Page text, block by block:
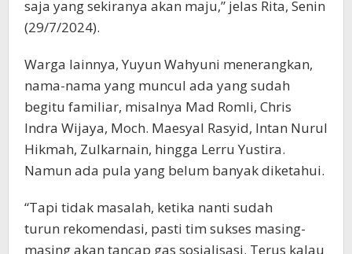
saja yang sekiranya akan maju,” jelas Rita, Senin
(29/7/2024).
Warga lainnya, Yuyun Wahyuni menerangkan,
nama-nama yang muncul ada yang sudah
begitu familiar, misalnya Mad Romli, Chris
Indra Wijaya, Moch. Maesyal Rasyid, Intan Nurul
Hikmah, Zulkarnain, hingga Lerru Yustira.
Namun ada pula yang belum banyak diketahui.
“Tapi tidak masalah, ketika nanti sudah
turun rekomendasi, pasti tim sukses masing-
masing akan tancap gas sosialisasi. Terus kalau